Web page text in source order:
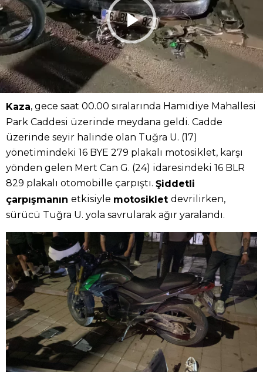
Kaza, gece saat 00.00 sıralarında Hamidiye Mahallesi
Park Caddesi üzerinde meydana geldi. Cadde
üzerinde seyir halinde olan Tuğra U. (17)
yönetimindeki 16 BYE 279 plakalı motosiklet, karşı
yönden gelen Mert Can G. (24) idaresindeki 16 BLR
829 plakalı otomobille çarpıştı. Şiddetli
çarpışmanın etkisiyle motosiklet devrilirken,
sürücü Tuğra U. yola savrularak ağır yaralandı.